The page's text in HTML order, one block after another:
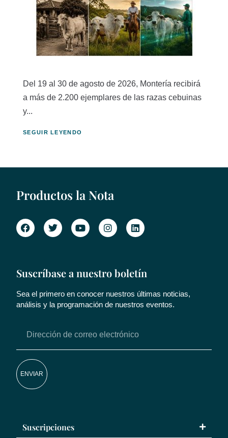
Del 19 al 30 de agosto de 2026, Montería recibirá
a más de 2.200 ejemplares de las razas cebuinas
y...
SEGUIR LEYENDO
Productos la Nota
Suscríbase a nuestro boletín
Sea el primero en conocer nuestros últimas noticias,
análisis y la programación de nuestros eventos.
ENVIAR
Suscripciones